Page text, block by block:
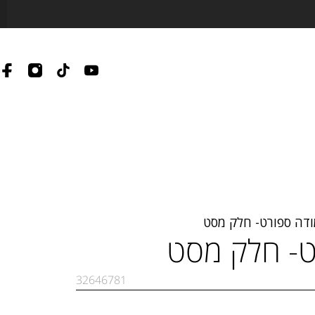
ספורט- חלק מסט
חלק מסט
32646781